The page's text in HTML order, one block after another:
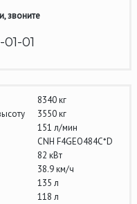
звоните
01
8340 кг
3550 кг
151 л/мин
CNH F4GEO484C*D
82 кВт
38.9 км/ч
135 л
118 л